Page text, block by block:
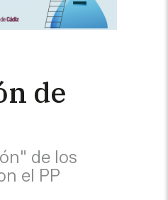
de
de los
el PP